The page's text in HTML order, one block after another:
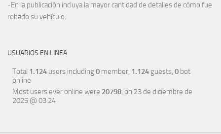
-En la publicación incluya la mayor cantidad de detalles de cómo fue
robado su vehículo.
USUARIOS EN LINEA
Total 1.124 users including0 member, 1.124 guests, 0 bot
online
Most users ever online were 20798, on 23 de diciembre de
2025 @ 03:24